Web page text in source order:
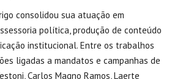
consolidou sua atuação em
política, produção de conteúdo
institucional. Entre os trabalhos
ligadas a mandatos e campanhas de
Carlos Magno Ramos, Laerte